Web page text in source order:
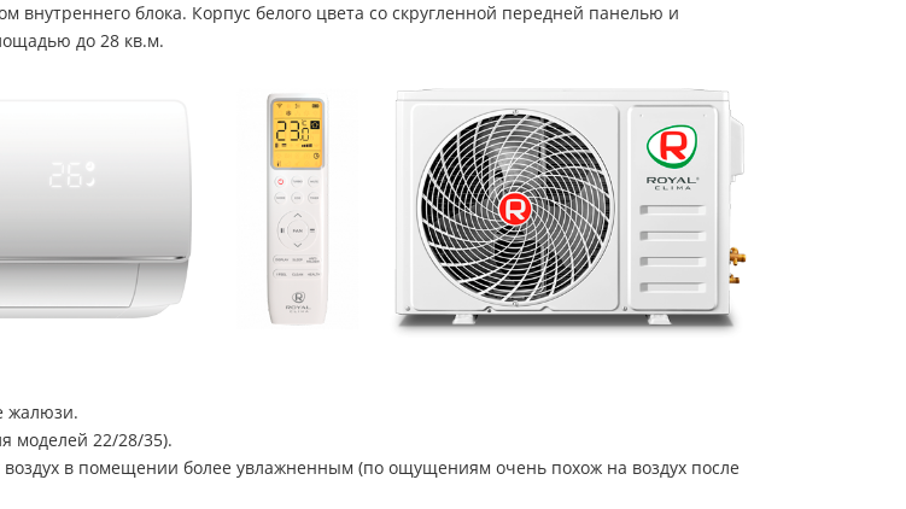
блока. Корпус белого цвета со скругленной передней панелью и
до 28 кв.м.
жалюзи.
моделей 22/28/35).
в помещении более увлажненным (по ощущениям очень похож на воздух после